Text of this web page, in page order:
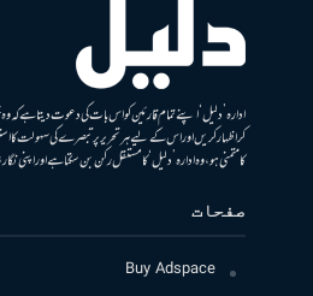
ادارہ ’دلیل‘ اپنے تمام قارئین کو اس بات کی دعوت دیتا ہے کہ
کر اظہار کریں اور اس کے لیے ہر تحریر پر تبصرے کی سہولت کا
کا متمنی ہو، وہ ادارہ ’دلیل‘ کا مستقل رکن بن سکتا ہے اور
صفحات
Buy Adspace